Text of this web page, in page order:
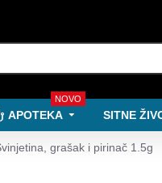
APOTEKA
NOVO
SITNE
grašak i pirinač 1.5g